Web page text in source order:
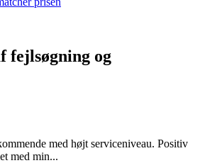
fejlsøgning og
med højt serviceniveau. Positiv
med min...